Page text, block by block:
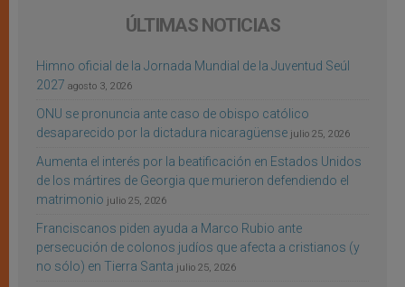
ÚLTIMAS NOTICIAS
Himno oficial de la Jornada Mundial de la Juventud Seúl
2027 agosto 3, 2026
ONU se pronuncia ante caso de obispo católico
desaparecido por la dictadura nicaragüense julio 25, 2026
Aumenta el interés por la beatificación en Estados Unidos
de los mártires de Georgia que murieron defendiendo el
matrimonio julio 25, 2026
Franciscanos piden ayuda a Marco Rubio ante
persecución de colonos judíos que afecta a cristianos (y
no sólo) en Tierra Santa julio 25, 2026